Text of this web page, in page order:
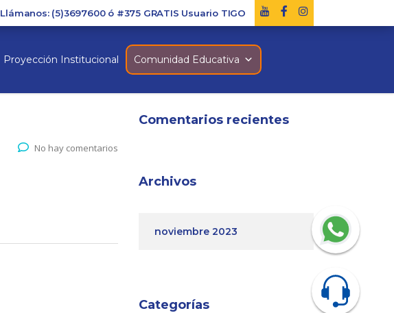
Llámanos: (5)3697600 ó #375 GRATIS Usuario TIGO
Proyección Institucional Comunidad Educativa
No hay comentarios
Comentarios recientes
Archivos
noviembre 2023
Categorías